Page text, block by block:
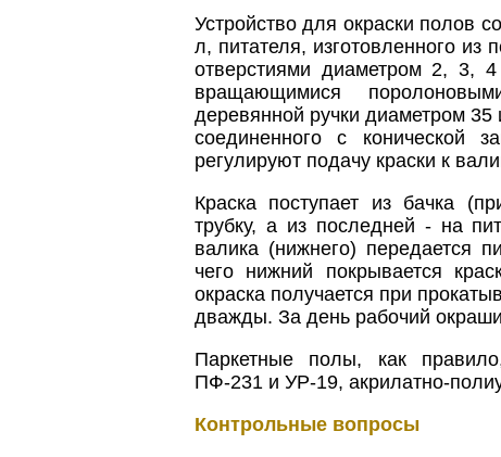
Устройство для окраски полов
л, питателя, изготовленного
отверстиями диаметром 2, 3,
вращающимися
деревянной ручки диаметром
соединенного с конической
регулируют подачу краски к
Краска поступает из бачка
трубку, а из последней - на
валика (нижнего) передается
чего нижний покрывается
окраска получается при
дважды. За день рабочий
Паркетные полы, как
ПФ-231 и УР-19, акрилатно-
Контрольные вопросы